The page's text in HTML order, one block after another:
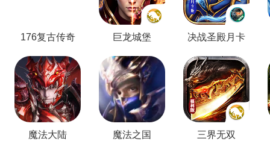
176复古传奇 巨龙城堡 决战圣殿月卡
版
魔法大陆 魔法之国 三界无双